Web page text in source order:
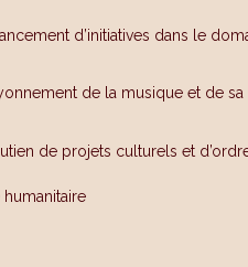
d’initiatives dans le
de la musique et de
de projets culturels et
humanitaire